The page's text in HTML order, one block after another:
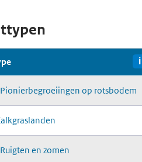
i
op rotsbodem
en zomen